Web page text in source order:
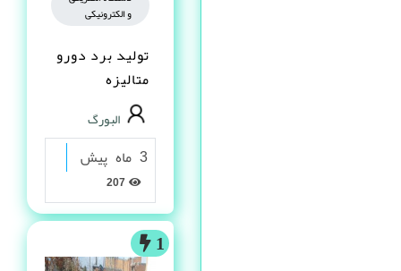
و الکترونیکی
تولید برد دورو
متالیزه
البورگ
3 ماه پیش
1